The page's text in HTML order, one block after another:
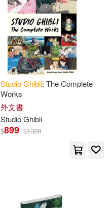
StudioGhibli: The Complete
Works
外文書
StudioGhibli
$899 $1328